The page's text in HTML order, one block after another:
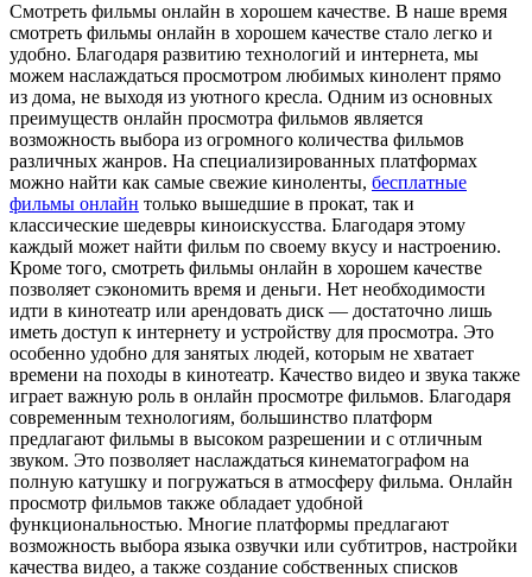
Смoтрeть фильмы oнлaйн в xoрoшeм качестве. В наше время
смотреть фильмы онлайн в хорошем качестве стало легко и
удобно. Благодаря развитию технологий и интернета, мы
можем наслаждаться просмотром любимых кинолент прямо
из дома, не выходя из уютного кресла. Одним из основных
преимуществ онлайн просмотра фильмов является
возможность выбора из огромного количества фильмов
различных жанров. На специализированных платформах
можно найти как самые свежие киноленты, бесплатные
фильмы онлайн только вышедшие в прокат, так и
классические шедевры киноискусства. Благодаря этому
каждый может найти фильм по своему вкусу и настроению.
Кроме того, смотреть фильмы онлайн в хорошем качестве
позволяет сэкономить время и деньги. Нет необходимости
идти в кинотеатр или арендовать диск — достаточно лишь
иметь доступ к интернету и устройству для просмотра. Это
особенно удобно для занятых людей, которым не хватает
времени на походы в кинотеатр. Качество видео и звука также
играет важную роль в онлайн просмотре фильмов. Благодаря
современным технологиям, большинство платформ
предлагают фильмы в высоком разрешении и с отличным
звуком. Это позволяет наслаждаться кинематографом на
полную катушку и погружаться в атмосферу фильма. Онлайн
просмотр фильмов также обладает удобной
функциональностью. Многие платформы предлагают
возможность выбора языка озвучки или субтитров, настройки
качества видео, а также создание собственных списков